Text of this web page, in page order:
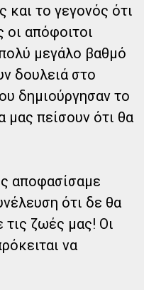
και το γεγονός ότι
οι απόφοιτοι
μεγάλο βαθμό
δουλειά στο
δημιούργησαν το
πείσουν ότι θα
αποφασίσαμε
ότι δε θα
ζωές μας! Οι
να